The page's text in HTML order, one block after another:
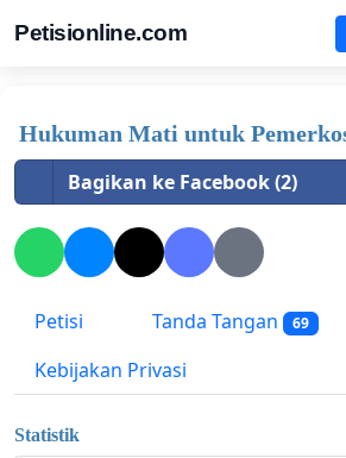
Petisionline.com
Hukuman Mati untuk
Bagikan ke Facebook (2)
Petisi Tanda Tangan 69
Kebijakan Privasi
Statistik